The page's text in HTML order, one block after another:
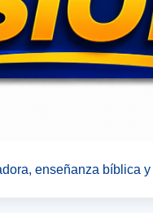
enseñanza bíblica